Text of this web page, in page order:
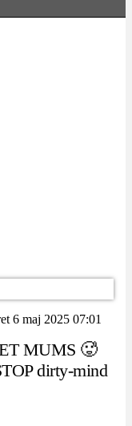
6 maj 2025 07:01
MUMS 🥵
dirty-mind